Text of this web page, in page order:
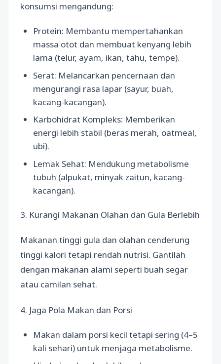
konsumsi mengandung:
Protein: Membantu mempertahankan
massa otot dan membuat kenyang lebih
lama (telur, ayam, ikan, tahu, tempe).
Serat: Melancarkan pencernaan dan
mengurangi rasa lapar (sayur, buah,
kacang-kacangan).
Karbohidrat Kompleks: Memberikan
energi lebih stabil (beras merah, oatmeal,
ubi).
Lemak Sehat: Mendukung metabolisme
tubuh (alpukat, minyak zaitun, kacang-
kacangan).
3. Kurangi Makanan Olahan dan Gula Berlebih
Makanan tinggi gula dan olahan cenderung
tinggi kalori tetapi rendah nutrisi. Gantilah
dengan makanan alami seperti buah segar
atau camilan sehat.
4. Jaga Pola Makan dan Porsi
Makan dalam porsi kecil tetapi sering (4–5
kali sehari) untuk menjaga metabolisme.